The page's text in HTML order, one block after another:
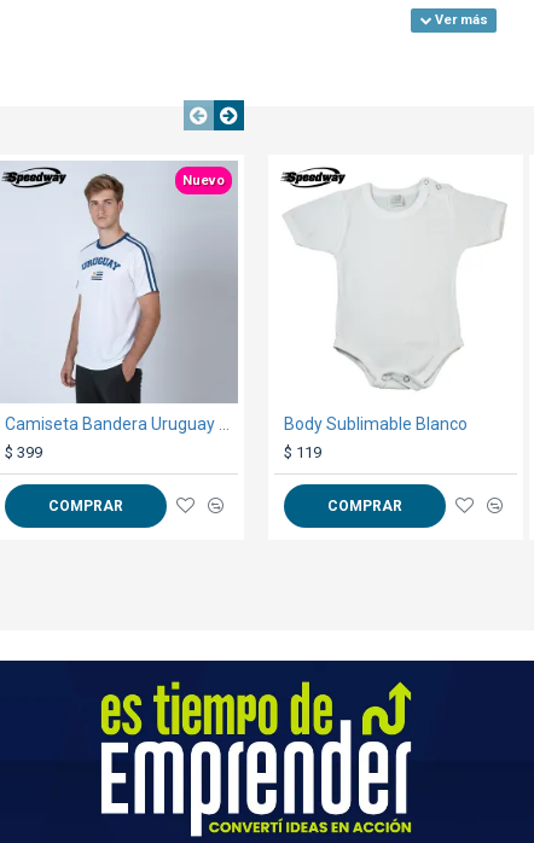
GARANTÍA:
Nuevo
TEXTTRANSPARENTE
$ 399
COMPRAR
$ 1.290
COMPRAR
TEXTTRANSPARENTE
Body Sublimable Blanco
$ 119
COMPRAR